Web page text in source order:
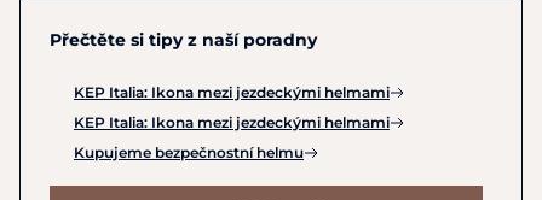
Přečtěte si tipy z naší poradny
KEP Italia: Ikona mezi jezdeckými helmami
KEP Italia: Ikona mezi jezdeckými helmami
Kupujeme bezpečnostní helmu